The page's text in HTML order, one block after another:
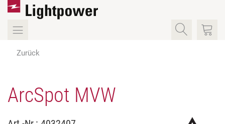
Zurück
ArcSpot MVW